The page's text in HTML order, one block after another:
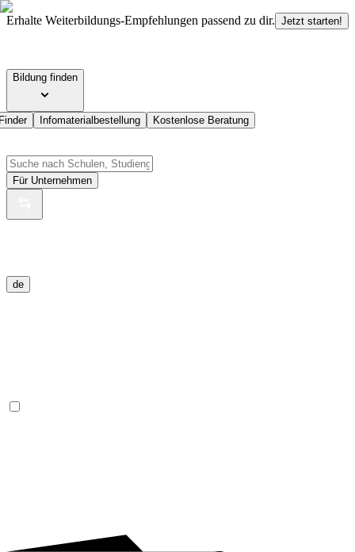
Erhalte Weiterbildungs-Empfehlungen passend zu dir. Jetzt starten!
Bildung finden
Infomaterialbestellung Kostenlose Beratung
Für Unternehmen
de